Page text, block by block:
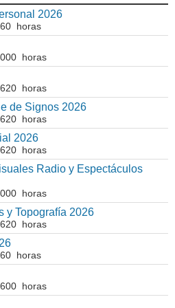
2026
horas
horas
horas
de Signos 2026
horas
2026
horas
Radio y Espectáculos
horas
y Topografía 2026
horas
horas
horas